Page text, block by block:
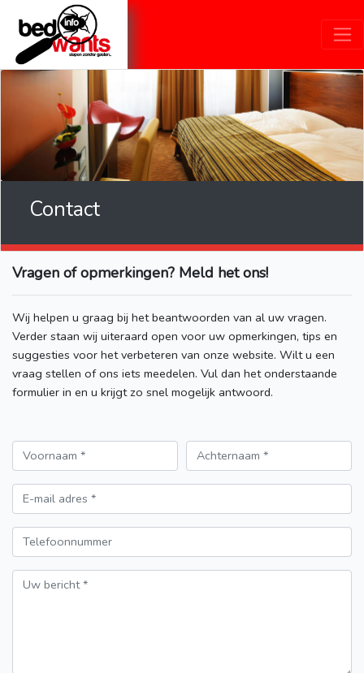
Contact
Vragen of opmerkingen? Meld het ons!
Wij helpen u graag bij het beantwoorden van al uw vragen.
Verder staan wij uiteraard open voor uw opmerkingen, tips en
suggesties voor het verbeteren van onze website. Wilt u een
vraag stellen of ons iets meedelen. Vul dan het onderstaande
formulier in en u krijgt zo snel mogelijk antwoord.